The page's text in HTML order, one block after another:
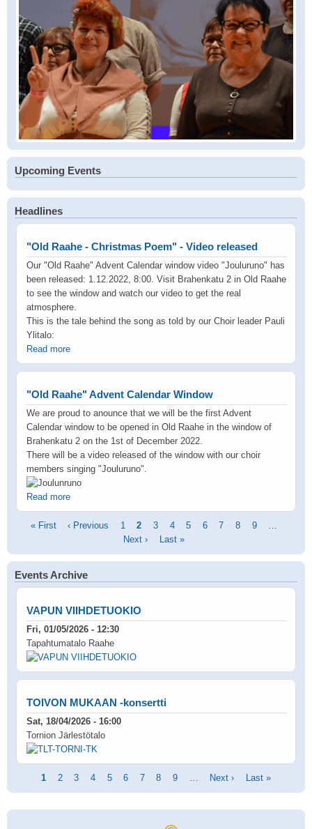
Upcoming Events
Headlines
"Old Raahe - Christmas Poem" - Video released
Our "Old Raahe" Advent Calendar window video "Jouluruno" has
been released: 1.12.2022, 8:00. Visit Brahenkatu 2 in Old Raahe
to see the window and watch our video to get the real
atmosphere.
This is the tale behind the song as told by our Choir leader Pauli
Ylitalo:
Read more
"Old Raahe" Advent Calendar Window
We are proud to anounce that we will be the first Advent
Calendar window to be opened in Old Raahe in the window of
Brahenkatu 2 on the 1st of December 2022.
There will be a video released of the window with our choir
members singing "Jouluruno".
Read more
Pagination
First
« First
Previous
‹ Previous Page
1
Current
page
2 Page
3 Page
4 Page
5 Page
6 Page
7 Page
8 Page
9 …
Next ›
Last
page
Last »
Events Archive
VAPUN VIIHDETUOKIO
Fri, 01/05/2026 - 12:30
Tapahtumatalo Raahe
TOIVON MUKAAN -konsertti
Sat, 18/04/2026 - 16:00
Tornion Järlestötalo
Pagination
Current
page
1 Page
2 Page
3 Page
4 Page
5 Page
6 Page
7 Page
8 Page
9 …
Next
page
Next ›
Last
page
Last »